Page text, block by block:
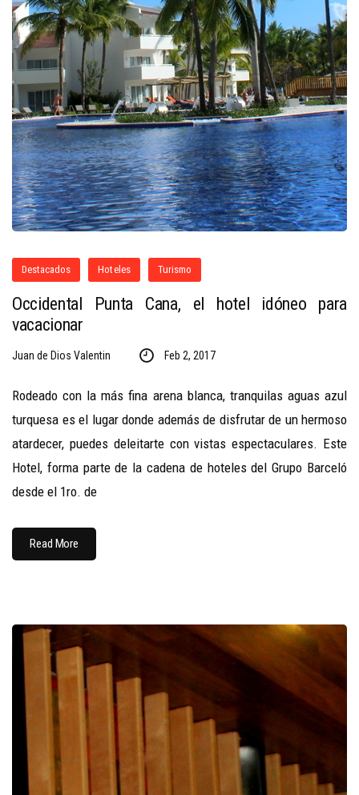
Destacados Hoteles Turismo
Occidental Punta Cana, el hotel idóneo para
vacacionar
Juan de Dios Valentin Feb 2, 2017
Rodeado con la más fina arena blanca, tranquilas aguas azul
turquesa es el lugar donde además de disfrutar de un hermoso
atardecer, puedes deleitarte con vistas espectaculares. Este
Hotel, forma parte de la cadena de hoteles del Grupo Barceló
desde el 1ro. de
Read More